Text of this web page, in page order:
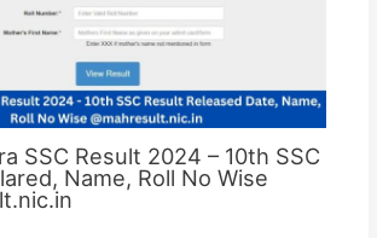
SSC Result 2024 – 10th SSC
Name, Roll No Wise